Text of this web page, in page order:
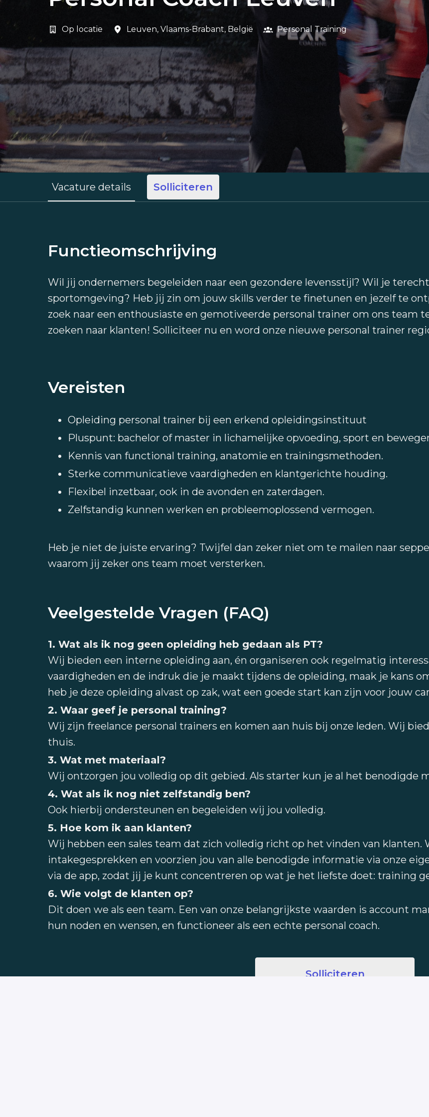
Op locatie Leuven, Vlaams-Brabant, België Personal Training
Vacature details Solliciteren
Functieomschrijving
Wil jij ondernemers begeleiden naar een gezondere levensstijl? Wil je
sportomgeving? Heb jij zin om jouw skills verder te finetunen en jezelf te
zoek naar een enthousiaste en gemotiveerde personal trainer om ons team
zoeken naar klanten! Solliciteer nu en word onze nieuwe personal trainer
Vereisten
Opleiding personal trainer bij een erkend opleidingsinstituut
Pluspunt: bachelor of master in lichamelijke opvoeding, sport en
Kennis van functional training, anatomie en trainingsmethoden.
Sterke communicatieve vaardigheden en klantgerichte houding.
Flexibel inzetbaar, ook in de avonden en zaterdagen.
Zelfstandig kunnen werken en probleemoplossend vermogen.
Heb je niet de juiste ervaring? Twijfel dan zeker niet om te mailen naar
waarom jij zeker ons team moet versterken.
Veelgestelde Vragen (FAQ)
1. Wat als ik nog geen opleiding heb gedaan als PT?
Wij bieden een interne opleiding aan, én organiseren ook regelmatig
vaardigheden en de indruk die je maakt tijdens de opleiding, maak je kans
heb je deze opleiding alvast op zak, wat een goede start kan zijn voor jouw
2. Waar geef je personal training?
Wij zijn freelance personal trainers en komen aan huis bij onze leden. Wij
thuis.
3. Wat met materiaal?
Wij ontzorgen jou volledig op dit gebied. Als starter kun je al het benodigde
4. Wat als ik nog niet zelfstandig ben?
Ook hierbij ondersteunen en begeleiden wij jou volledig.
5. Hoe kom ik aan klanten?
Wij hebben een sales team dat zich volledig richt op het vinden van klanten.
intakegesprekken en voorzien jou van alle benodigde informatie via onze
via de app, zodat jij je kunt concentreren op wat je het liefste doet: training
6. Wie volgt de klanten op?
Dit doen we als een team. Een van onze belangrijkste waarden is account
hun noden en wensen, en functioneer als een echte personal coach.
Solliciteren